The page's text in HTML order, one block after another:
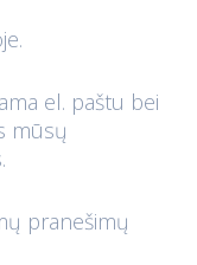
el. paštu bei
mūsų
pranešimų